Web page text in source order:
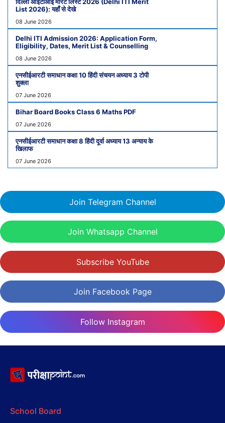
List 2026): यहाँ से देखे
08 June 2026
Delhi ITI Admission 2026: Application Form,
Eligibility, Dates, Merit List & Counselling
08 June 2026
एनसीईआरटी समाधान कक्षा 10 हिंदी संचयन अध्याय 3 टोपी
शुक्ला
07 June 2026
Bihar Board Books Class 6 Maths PDF
07 June 2026
एनसीईआरटी समाधान कक्षा 8 हिंदी दूर्वा अध्याय 13 अन्याय के
खिलाफ
07 June 2026
Join Telegram Channel
Join Whatsapp Channel
Subscribe YouTube
Join Facebook Page
Follow Instagram
School Board